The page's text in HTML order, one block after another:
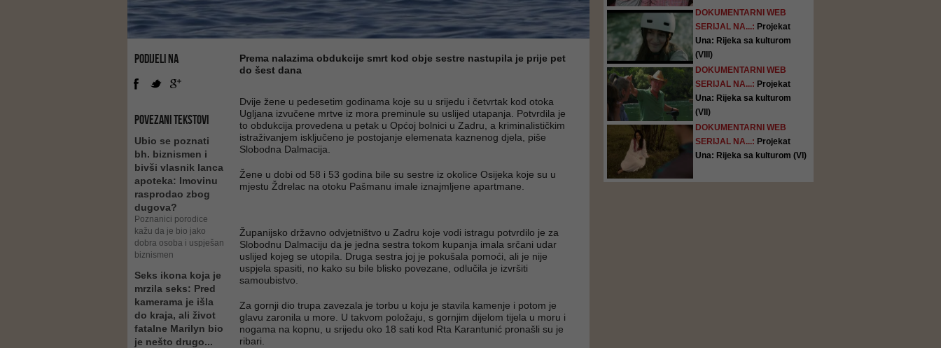
PODIJELI NA
POVEZANI TEKSTOVI
Ubio se poznati
bh. biznismen i
bivši vlasnik lanca
apoteka: Imovinu
rasprodao zbog
dugova?
Poznanici porodice
kažu da je bio jako
dobra osoba i uspješan
biznismen
Seks ikona koja je
mrzila seks: Pred
kamerama je išla
do kraja, ali život
fatalne Marilyn bio
je nešto drugo...
Prema nalazima obdukcije smrt kod obje sestre nastupila je prije pet
do šest dana
Dvije žene u pedesetim godinama koje su u srijedu i četvrtak kod otoka
Ugljana izvučene mrtve iz mora preminule su uslijed utapanja. Potvrdila je
to obdukcija provedena u petak u Općoj bolnici u Zadru, a kriminalističkim
istraživanjem isključeno je postojanje elemenata kaznenog djela, piše
Slobodna Dalmacija.
Žene u dobi od 58 i 53 godina bile su sestre iz okolice Osijeka koje su u
mjestu Ždrelac na otoku Pašmanu imale iznajmljene apartmane.
Županijsko državno odvjetništvo u Zadru koje vodi istragu potvrdilo je za
Slobodnu Dalmaciju da je jedna sestra tokom kupanja imala srčani udar
uslijed kojeg se utopila. Druga sestra joj je pokušala pomoći, ali je nije
uspjela spasiti, no kako su bile blisko povezane, odlučila je izvršiti
samoubistvo.
Za gornji dio trupa zavezala je torbu u koju je stavila kamenje i potom je
glavu zaronila u more. U takvom položaju, s gornjim dijelom tijela u moru i
nogama na kopnu, u srijedu oko 18 sati kod Rta Karantunić pronašli su je
ribari.
DOKUMENTARNI WEB
SERIJAL NA...: Projekat
Una: Rijeka sa kulturom
(VIII)
DOKUMENTARNI WEB
SERIJAL NA...: Projekat
Una: Rijeka sa kulturom
(VII)
DOKUMENTARNI WEB
SERIJAL NA...: Projekat
Una: Rijeka sa kulturom (VI)